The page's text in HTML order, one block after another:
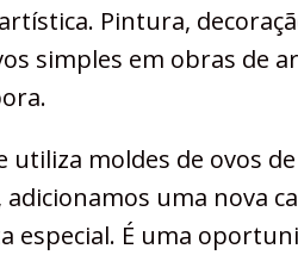
Pintura,
simples em obras de
utiliza moldes de ovos
adicionamos uma nova
especial. É uma